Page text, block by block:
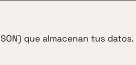
que almacenan tus datos.